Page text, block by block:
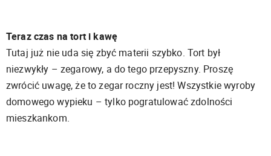
Teraz czas na tort i kawę
Tutaj już nie uda się zbyć materii szybko. Tort był
niezwykły – zegarowy, a do tego przepyszny. Proszę
zwrócić uwagę, że to zegar roczny jest! Wszystkie wyroby
domowego wypieku – tylko pogratulować zdolności
mieszkankom.